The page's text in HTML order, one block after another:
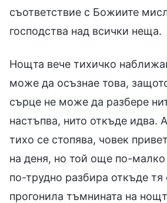
съответствие с Божиите
господства над всички неща.
Нощта вече тихичко
може да осъзнае това,
сърце не може да разбере
настъпва, нито откъде идва.
тихо се стопява, човек
на деня, но той още по-
по-трудно разбира откъде
прогонила тъмнината на